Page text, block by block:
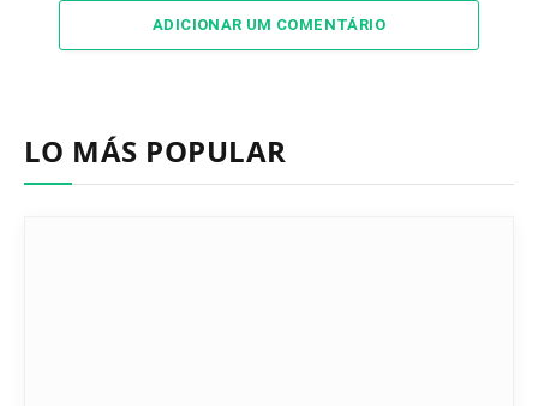
ADICIONAR UM COMENTÁRIO
LO MÁS POPULAR